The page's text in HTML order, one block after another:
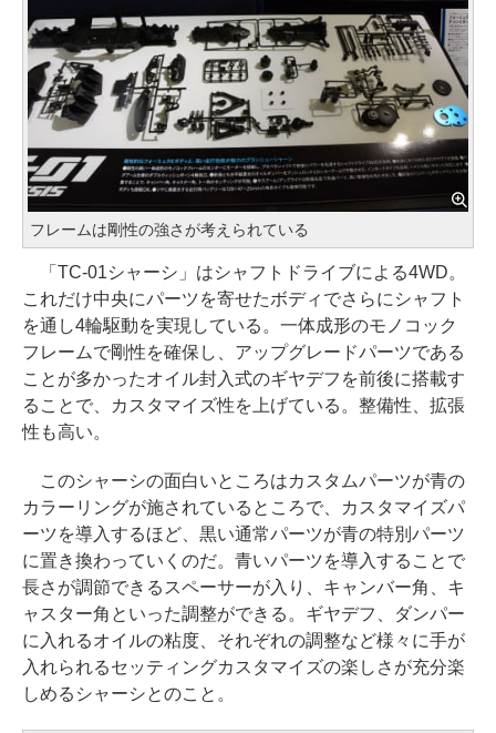
フレームは剛性の強さが考えられている
「TC-01シャーシ」はシャフトドライブによる4WD。
これだけ中央にパーツを寄せたボディでさらにシャフト
を通し4輪駆動を実現している。一体成形のモノコック
フレームで剛性を確保し、アップグレードパーツである
ことが多かったオイル封入式のギヤデフを前後に搭載す
ることで、カスタマイズ性を上げている。整備性、拡張
性も高い。
このシャーシの面白いところはカスタムパーツが青の
カラーリングが施されているところで、カスタマイズパ
ーツを導入するほど、黒い通常パーツが青の特別パーツ
に置き換わっていくのだ。青いパーツを導入することで
長さが調節できるスペーサーが入り、キャンバー角、キ
ャスター角といった調整ができる。ギヤデフ、ダンパー
に入れるオイルの粘度、それぞれの調整など様々に手が
入れられるセッティングカスタマイズの楽しさが充分楽
しめるシャーシとのこと。